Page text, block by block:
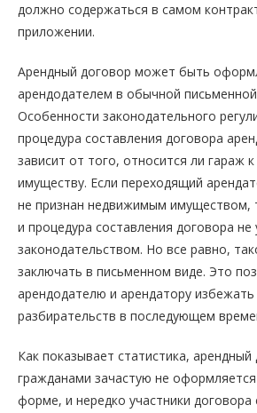
должно содержаться в самом
приложении.
Арендный договор может быть
арендодателем в обычной
Особенности законодательного
процедура составления договора
зависит от того, относится ли гараж
имуществу. Если переходящий
не признан недвижимым имуществом,
и процедура составления договора не
законодательством. Но все равно,
заключать в письменном виде. Это
арендодателю и арендатору
разбирательств в последующем
Как показывает статистика,
гражданами зачастую не
форме, и нередко участники договора